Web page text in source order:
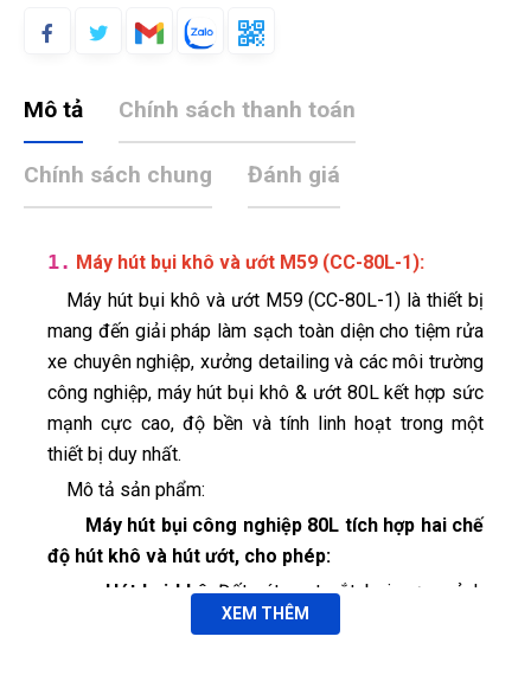
Mô tả Chính sách thanh toán
Chính sách chung Đánh giá
1. Máy hút bụi khô và ướt M59 (CC-80L-1):
Máy hút bụi khô và ướt M59 (CC-80L-1) là thiết bị
mang đến giải pháp làm sạch toàn diện cho tiệm rửa
xe chuyên nghiệp, xưởng detailing và các môi trường
công nghiệp, máy hút bụi khô & ướt 80L kết hợp sức
mạnh cực cao, độ bền và tính linh hoạt trong một
thiết bị duy nhất.
Mô tả sản phẩm:
Máy hút bụi công nghiệp 80L tích hợp hai chế
độ hút khô và hút ướt, cho phép:
Hút bụi khô: Đất cát, mạt sắt, bụi sơn, mảnh
vụn sau khi mài – cắt trong xưởng.
XEM THÊM